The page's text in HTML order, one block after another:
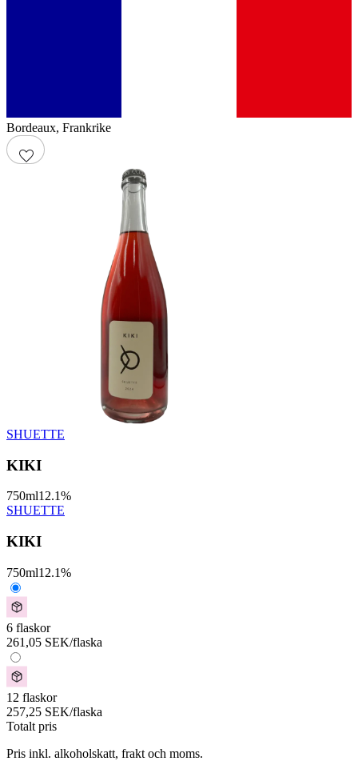
Bordeaux, Frankrike
SHUETTE
KIKI
750ml12.1%
SHUETTE
KIKI
750ml12.1%
6 flaskor
261,05 SEK/flaska
12 flaskor
257,25 SEK/flaska
Totalt pris
Pris inkl. alkoholskatt, frakt och moms.